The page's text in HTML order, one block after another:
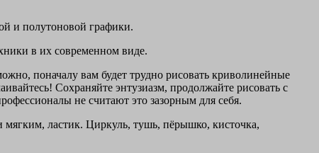
и полутоновой графики.
в их современном виде.
поначалу вам будет трудно рисовать криволинейные
Сохраняйте энтузиазм, продолжайте рисовать с
не считают это зазорным для себя.
мягким, ластик. Циркуль, тушь, пёрышко, кисточка,